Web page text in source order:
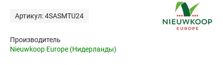
Артикул: 4SASMTU24
Производитель
Nieuwkoop Europe (Нидерланды)